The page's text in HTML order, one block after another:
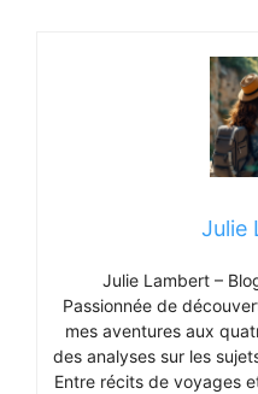
Julie
Julie Lambert –
Passionnée de
mes aventures aux
des analyses sur les
Entre récits de voyages